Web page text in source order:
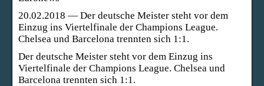
20.02.2018 — Der deutsche Meister steht vor dem
Einzug ins Viertelfinale der Champions League.
Chelsea und Barcelona trennten sich 1:1.
Der deutsche Meister steht vor dem Einzug ins
Viertelfinale der Champions League. Chelsea und
Barcelona trennten sich 1:1.